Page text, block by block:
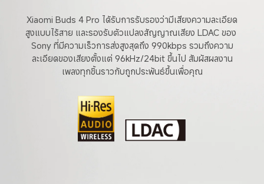
Xiaomi Buds 4 Pro ได้รับการรับรองว่ามีเสียงความละเอียด
สูงแบบไร้สาย และรองรับตัวแปลงสัญญาณเสียง LDAC ของ
Sony ที่มีความเร็วการส่งสูงสุดถึง 990kbps รวมถึงความ
ละเอียดของเสียงตั้งแต่ 96kHz/24bit ขึ้นไป สัมผัสผลงาน
เพลงทุกชิ้นราวกับถูกประพันธ์ขึ้นเพื่อคุณ